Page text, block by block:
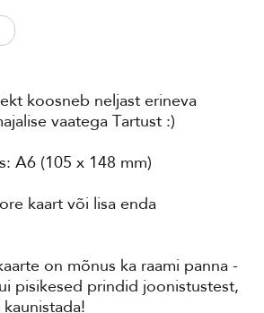
koosneb neljast erineva
vaatega Tartust :)
A6 (105 x 148 mm)
kaart või lisa enda
on mõnus ka raami panna -
pisikesed prindid joonistustest,